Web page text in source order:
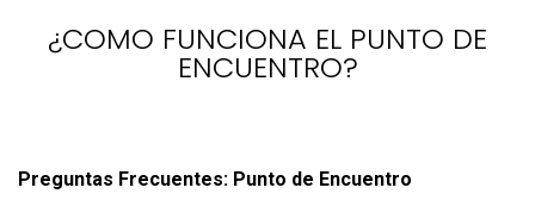
¿COMO FUNCIONA EL PUNTO DE
ENCUENTRO?
Preguntas Frecuentes: Punto de Encuentro